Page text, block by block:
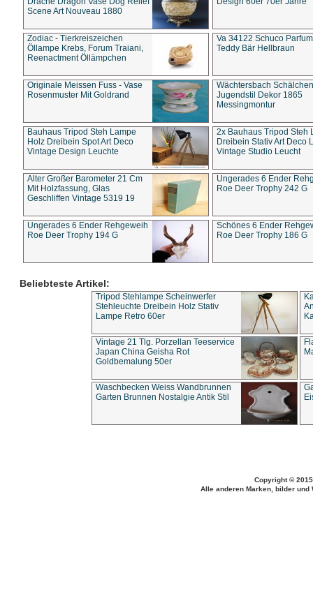
Scene Art Nouveau 1880
Zodiac - Tierkreiszeichen
Öllampe Krebs, Forum Traiani,
Reenactment Öllämpchen
Va 34122 Schuco
Teddy Bär Hellbraun
Originale Meissen Fuss - Vase
Rosenmuster Mit Goldrand
Wächtersbach Schälchen
Jugendstil Dekor 1865
Messingmontur
Bauhaus Tripod Steh Lampe
Holz Dreibein Spot Art Deco
Vintage Design Leuchte
2x Bauhaus Tripod Steh
Dreibein Stativ Art Deco
Vintage Studio Leucht
Alter Großer Barometer 21 Cm
Mit Holzfassung, Glas
Geschliffen Vintage 5319 19
Ungerades 6 Ender
Roe Deer Trophy 242 G
Ungerades 6 Ender Rehgeweih
Roe Deer Trophy 194 G
Schönes 6 Ender
Roe Deer Trophy 186 G
Beliebteste Artikel:
Tripod Stehlampe Scheinwerfer
Stehleuchte Dreibein Holz Stativ
Lampe Retro 60er
Vintage 21 Tlg. Porzellan Teeservice
Japan China Geisha Rot
Goldbemalung 50er
Waschbecken Weiss Wandbrunnen
Garten Brunnen Nostalgie Antik Stil
Copyright ©
Alle anderen Marken, bilder und